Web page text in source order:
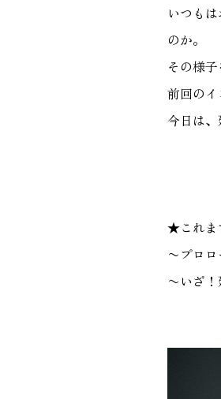
GALLERY
いつも
のか。
その様子
前回の
今日は
★これま
〜プロ
〜いざ